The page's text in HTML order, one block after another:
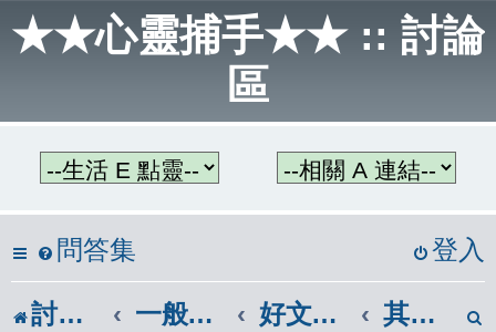
★★心靈捕手★★ :: 討論
區
問答集 登入
討論區首頁 一般話題區 好文章共讀 其他分類